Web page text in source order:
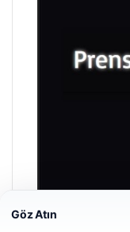
Göz Atın